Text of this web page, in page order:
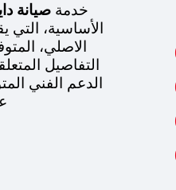
خدمةصيانة
الأساسية، التي
الاصلي،
التفاصيل
الدعم الفني